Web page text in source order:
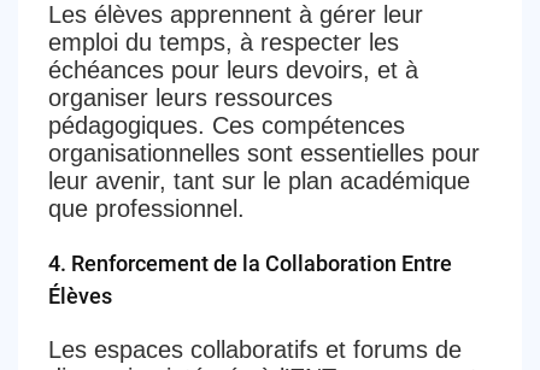
Les élèves apprennent à gérer leur
emploi du temps, à respecter les
échéances pour leurs devoirs, et à
organiser leurs ressources
pédagogiques. Ces compétences
organisationnelles sont essentielles pour
leur avenir, tant sur le plan académique
que professionnel.
4. Renforcement de la Collaboration Entre
Élèves
Les espaces collaboratifs et forums de